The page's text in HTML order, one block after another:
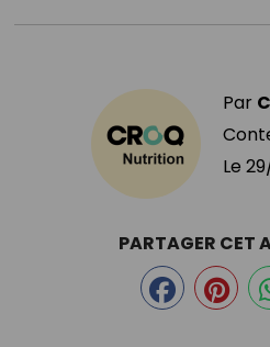
Par
Le
PARTAGER CET